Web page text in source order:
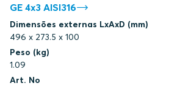
GE 4x3 AISI316
Dimensões externas LxAxD (mm)
496 x 273.5 x 100
Peso (kg)
1.09
Art. No